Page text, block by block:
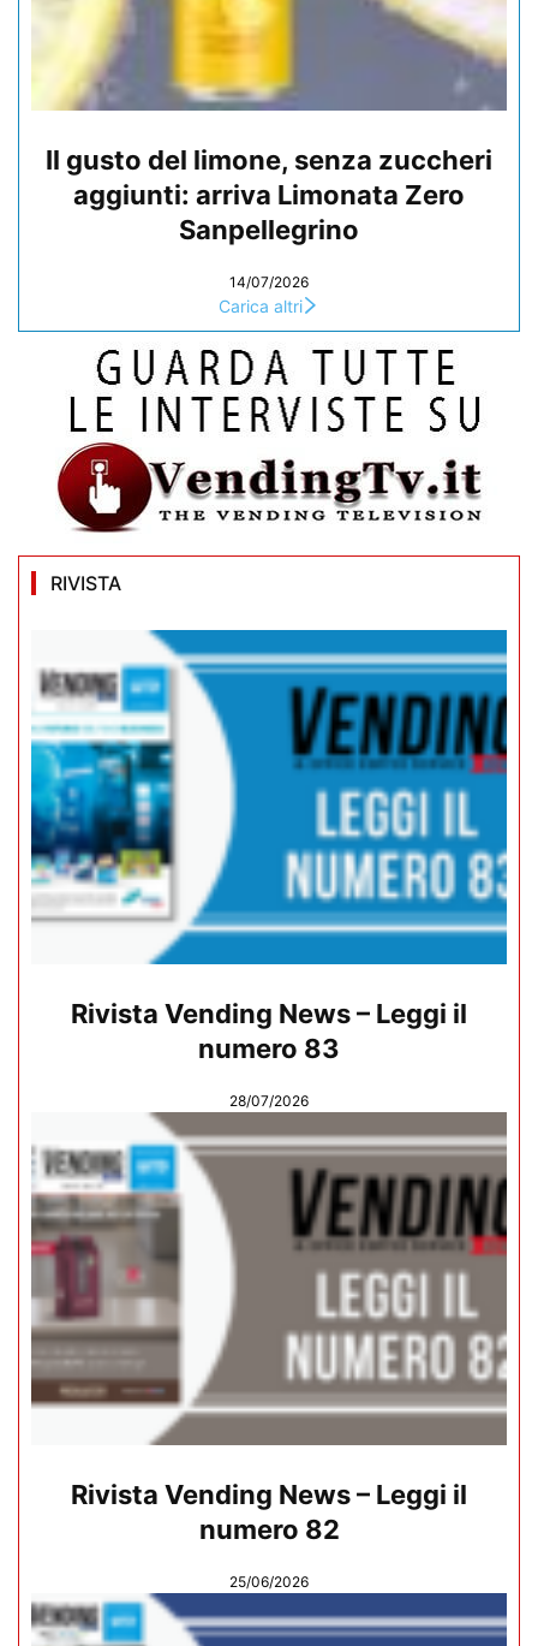
Il gusto del limone, senza zuccheri
aggiunti: arriva Limonata Zero
Sanpellegrino
14/07/2026
Carica altri
RIVISTA
Rivista Vending News – Leggi il
numero 83
28/07/2026
Rivista Vending News – Leggi il
numero 82
25/06/2026